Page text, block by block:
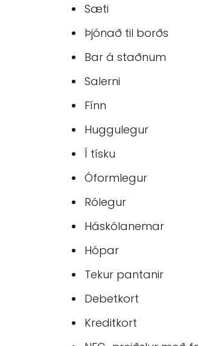
Sæti
Þjónað til borðs
Bar á staðnum
Salerni
Fínn
Huggulegur
Í tísku
Óformlegur
Rólegur
Háskólanemar
Hópar
Tekur pantanir
Debetkort
Kreditkort